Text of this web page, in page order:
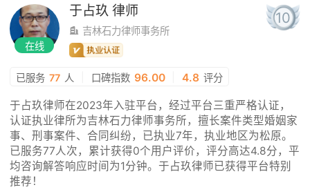
在线
于占玖 律师
吉林石力律师事务所
10
已服务 77 人 口碑指数 96.00 4.8 评分
于占玖律师在2023年入驻平台，经过平台三重严格认证，
认证执业律所为吉林石力律师事务所，擅长案件类型婚姻家
事、刑事案件、合同纠纷，已执业7年，执业地区为松原。
已服务77人次，累计获得0个用户评价，评分高达4.8分，平
均咨询解答响应时间为1分钟。于占玖律师已获得平台特别
推荐！